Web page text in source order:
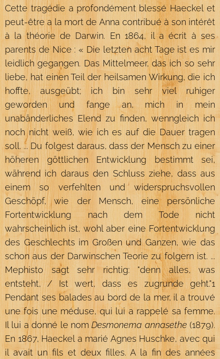
Cette tragédie a profondément blessé Haeckel et
peut-être a la mort de Anna contribué à son intérêt
à la théorie de Darwin. En 1864, il a écrit à ses
parents de Nice : « Die letzten acht Tage ist es mir
leidlich gegangen. Das Mittelmeer, das ich so sehr
liebe, hat einen Teil der heilsamen Wirkung, die ich
hoffte, ausgeübt; ich bin sehr viel ruhiger
geworden und fange an, mich in mein
unabänderliches Elend zu finden, wenngleich ich
noch nicht weiß, wie ich es auf die Dauer tragen
soll. ... Du folgest daraus, dass der Mensch zu einer
höheren göttlichen Entwicklung bestimmt sei,
während ich daraus den Schluss ziehe, dass aus
einem so verfehlten und widerspruchsvollen
Geschöpf, wie der Mensch, eine persönliche
Fortentwicklung nach dem Tode nicht
wahrscheinlich ist, wohl aber eine Fortentwicklung
des Geschlechts im Großen und Ganzen, wie das
schon aus der Darwinschen Teorie zu folgern ist. ...
Mephisto sagt sehr richtig: "denn alles, was
entsteht, / Ist wert, dass es zugrunde geht."1
Pendant ses balades au bord de la mer, il a trouvé
une fois une méduse, qui lui a rappelé sa femme.
Il lui a donné le nomDesmonema annasethe (1879).
En 1867, Haeckel a marié Agnes Huschke, avec qui
il avait un fils et deux filles. A la fin des années